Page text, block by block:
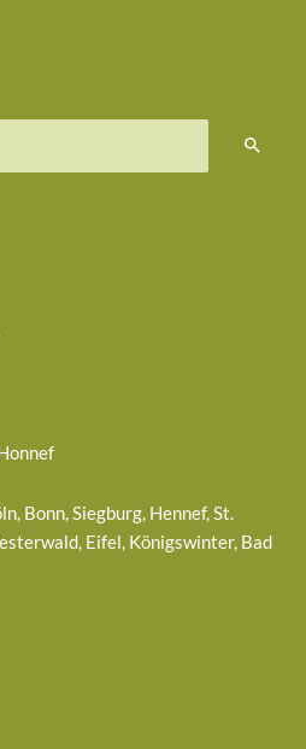
Bonn, Siegburg, Hennef, St.
Eifel, Königswinter, Bad